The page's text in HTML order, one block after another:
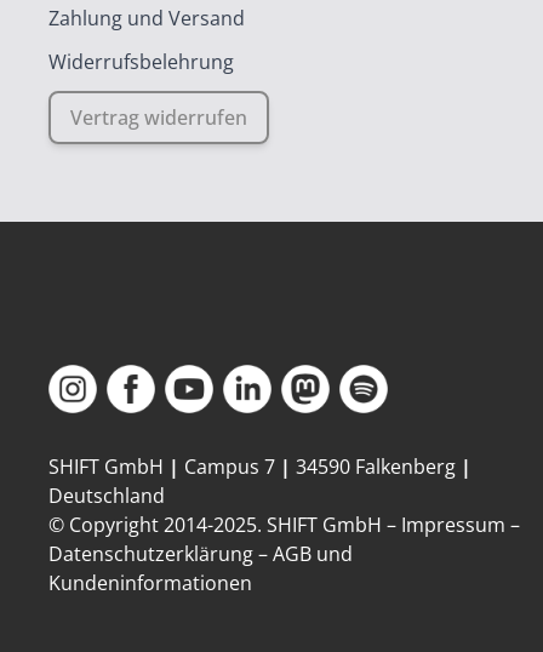
Zahlung und Versand
Widerrufsbelehrung
Vertrag widerrufen
SHIFT GmbH | Campus 7 | 34590 Falkenberg |
Deutschland
© Copyright 2014-2025. SHIFT GmbH – Impressum –
Datenschutzerklärung–AGB und
Kundeninformationen